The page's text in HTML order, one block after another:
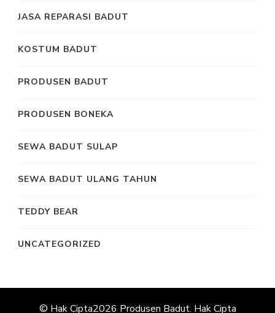
JASA REPARASI BADUT
KOSTUM BADUT
PRODUSEN BADUT
PRODUSEN BONEKA
SEWA BADUT SULAP
SEWA BADUT ULANG TAHUN
TEDDY BEAR
UNCATEGORIZED
© Hak Cipta2026 Produsen Badut. Hak Cipta